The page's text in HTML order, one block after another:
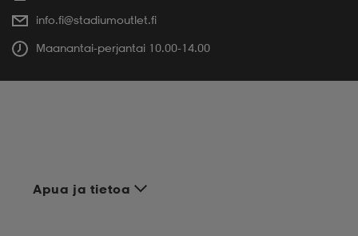
info.fi@stadiumoutlet.fi
Maanantai-perjantai 10.00-14.00
Apua ja tietoa